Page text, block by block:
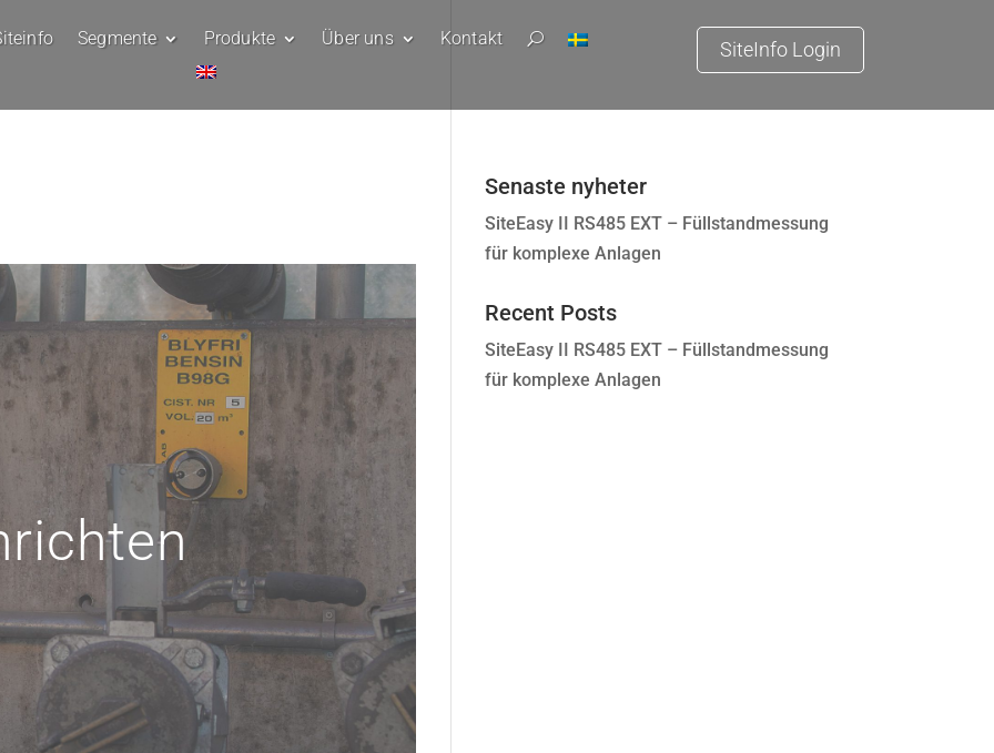
Segmente Produkte Über uns Kontakt U SiteInfo Login
Senaste nyheter
SiteEasy II RS485 EXT – Füllstandmessung
für komplexe Anlagen
Recent Posts
SiteEasy II RS485 EXT – Füllstandmessung
für komplexe Anlagen